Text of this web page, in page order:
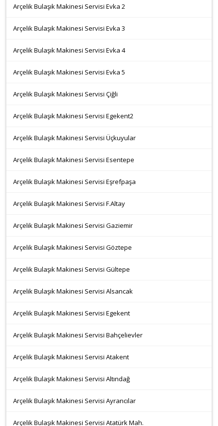
Arçelik Bulaşık Makinesi Servisi Evka 2
Arçelik Bulaşık Makinesi Servisi Evka 3
Arçelik Bulaşık Makinesi Servisi Evka 4
Arçelik Bulaşık Makinesi Servisi Evka 5
Arçelik Bulaşık Makinesi Servisi Çiğli
Arçelik Bulaşık Makinesi Servisi Egekent2
Arçelik Bulaşık Makinesi Servisi Üçkuyular
Arçelik Bulaşık Makinesi Servisi Esentepe
Arçelik Bulaşık Makinesi Servisi Eşrefpaşa
Arçelik Bulaşık Makinesi Servisi F.Altay
Arçelik Bulaşık Makinesi Servisi Gaziemir
Arçelik Bulaşık Makinesi Servisi Göztepe
Arçelik Bulaşık Makinesi Servisi Gültepe
Arçelik Bulaşık Makinesi Servisi Alsancak
Arçelik Bulaşık Makinesi Servisi Egekent
Arçelik Bulaşık Makinesi Servisi Bahçelievler
Arçelik Bulaşık Makinesi Servisi Atakent
Arçelik Bulaşık Makinesi Servisi Altındağ
Arçelik Bulaşık Makinesi Servisi Ayrancılar
Arçelik Bulaşık Makinesi Servisi Atatürk Mah.